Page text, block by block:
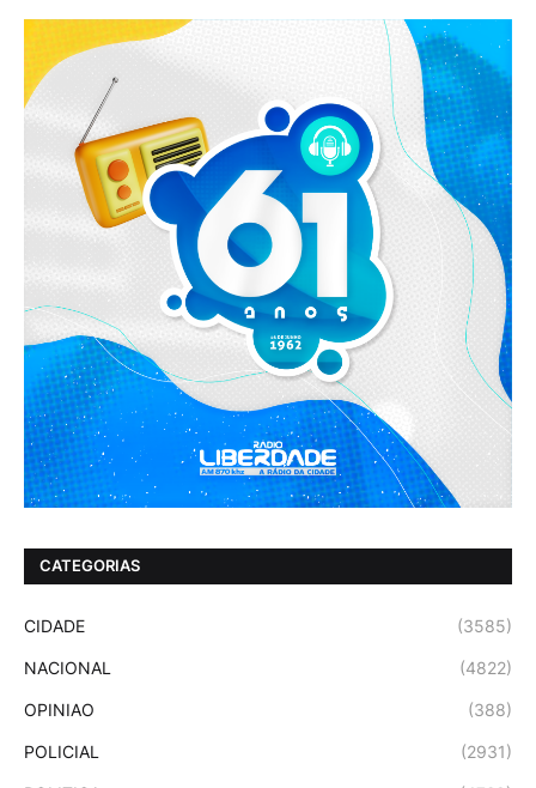
CATEGORIAS
CIDADE (3585)
NACIONAL (4822)
OPINIAO (388)
POLICIAL (2931)